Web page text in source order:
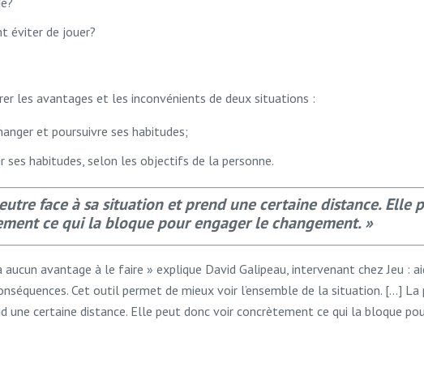
éviter de jouer?
les avantages et les inconvénients de deux situations :
et poursuivre ses habitudes;
ses habitudes, selon les objectifs de la personne.
face à sa situation et prend une certaine distance. Elle
ce qui la bloque pour engager le changement. »
aucun avantage à le faire » explique David Galipeau, intervenant chez Jeu :
Cet outil permet de mieux voir l’ensemble de la situation. […] La
certaine distance. Elle peut donc voir concrètement ce qui la bloque